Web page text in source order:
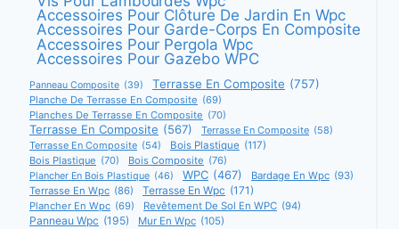
Accessoires Pour Clôture De Jardin En Wpc
Accessoires Pour Garde-Corps En Composite
Accessoires Pour Pergola Wpc
Accessoires Pour Gazebo WPC
Panneau Composite (39) Terrasse En Composite (757)
Planche De Terrasse En Composite (69)
Planches De Terrasse En Composite (70)
Terrasse En Composite (567) Terrasse En Composite (58)
Terrasse En Composite (54) Bois Plastique (117)
Bois Plastique (70) Bois Composite (76)
Plancher En Bois Plastique (46) WPC (467) Bardage En Wpc (93)
Terrasse En Wpc (86) Terrasse En Wpc (171)
Plancher En Wpc (69) Revêtement De Sol En WPC (94)
Panneau Wpc (195) Mur En Wpc (105)